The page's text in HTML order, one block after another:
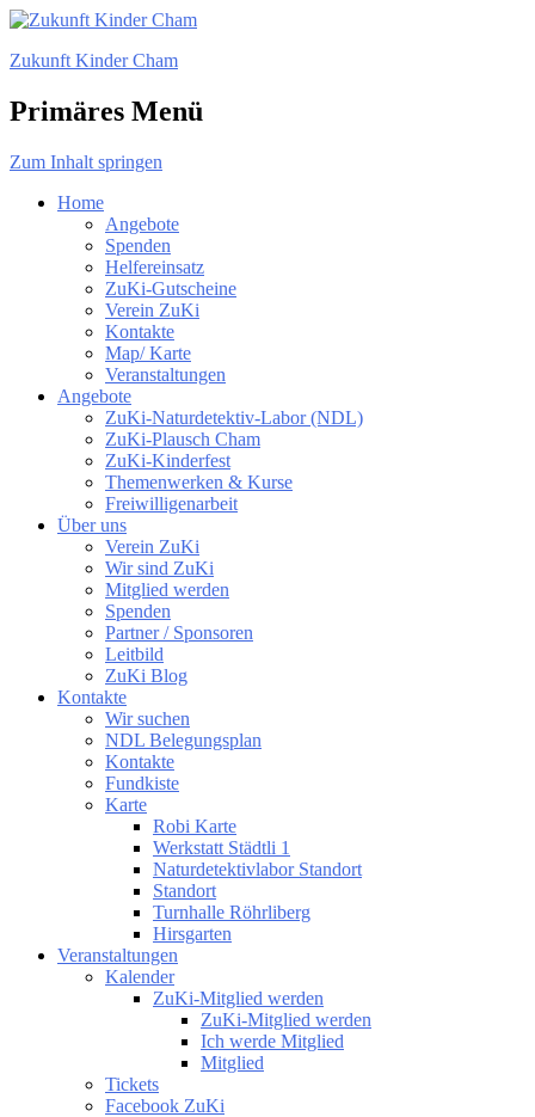
Zukunft Kinder Cham
Primäres Menü
Zum Inhalt springen
Home
Angebote
Spenden
Helfereinsatz
ZuKi-Gutscheine
Verein ZuKi
Kontakte
Map/ Karte
Veranstaltungen
Angebote
ZuKi-Naturdetektiv-Labor (NDL)
ZuKi-Plausch Cham
ZuKi-Kinderfest
Themenwerken & Kurse
Freiwilligenarbeit
Über uns
Verein ZuKi
Wir sind ZuKi
Mitglied werden
Spenden
Partner / Sponsoren
Leitbild
ZuKi Blog
Kontakte
Wir suchen
NDL Belegungsplan
Kontakte
Fundkiste
Karte
Robi Karte
Werkstatt Städtli 1
Naturdetektivlabor Standort
Standort
Turnhalle Röhrliberg
Hirsgarten
Veranstaltungen
Kalender
ZuKi-Mitglied werden
ZuKi-Mitglied werden
Ich werde Mitglied
Mitglied
Tickets
Facebook ZuKi